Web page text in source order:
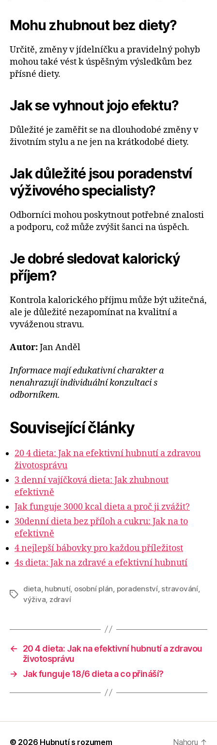
Mohu zhubnout bez diety?
Určitě, změny v jídelníčku a pravidelný pohyb
mohou také vést k úspěšným výsledkům bez
přísné diety.
Jak se vyhnout jojo efektu?
Důležité je zaměřit se na dlouhodobé změny v
životním stylu a ne jen na krátkodobé diety.
Jak důležité jsou poradenství
výživového specialisty?
Odborníci mohou poskytnout potřebné znalosti
a podporu, což může zvýšit šanci na úspěch.
Je dobré sledovat kalorický
příjem?
Kontrola kalorického příjmu může být užitečná,
ale je důležité nezapomínat na kvalitní a
vyváženou stravu.
Autor:Jan Anděl
Informace mají edukativní charakter a
nenahrazují individuální konzultaci s
odborníkem.
Související články
20 4 dieta: Jak na efektivní hubnutí a zdravou
životosprávu
3 denní vajíčková dieta: Jak zhubnout
efektivně
Jak funguje 3000 kcal dieta a proč ji zvážit?
30denní dieta bez příloh a cukru: Jak na to
efektivně
4 nejlepší bábovky pro každou příležitost
4s dieta: Jak na zdravé a efektivní hubnutí
Štítky
dieta, hubnutí, osobní plán, poradenství, stravování,
výživa, zdraví
←
20 4 dieta: Jak na efektivní hubnutí a zdravou
životosprávu
→
Jak funguje 18/6 dieta a co přináší?
© 2026 Hubnutí s rozumem Nahoru ↑